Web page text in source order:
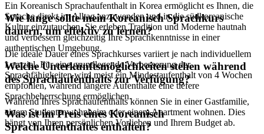
Ein Koreanisch Sprachaufenthalt in Korea ermöglicht es Ihnen, die
Sprache direkt im Alltag anzuwenden und in die südkoreanische
Kultur einzutauchen. Sie erleben Tradition und Moderne hautnah
und verbessern gleichzeitig Ihre Sprachkenntnisse in einer
authentischen Umgebung.
Wie lange sollte mein Koreanisch Sprachkurs
dauern, um effektiv zu lernen?
Die ideale Dauer eines Sprachkurses variiert je nach individuellem
Lernziel. Für eine grundlegende Verbesserung der
Sprachfähigkeiten wird meist ein Mindestaufenthalt von 4 Wochen
empfohlen, während längere Aufenthalte eine tiefere
Sprachbeherrschung ermöglichen.
Welche Unterkunftsmöglichkeiten stehen während
des Sprachaufenthalts zur Verfügung?
Während Ihres Sprachaufenthalts können Sie in einer Gastfamilie,
einem Studentenwohnheim oder einem Apartment wohnen. Dies
hängt von Ihren persönlichen Vorlieben und Ihrem Budget ab.
Was ist im Preis eines Koreanisch
Sprachaufenthaltes enthalten?